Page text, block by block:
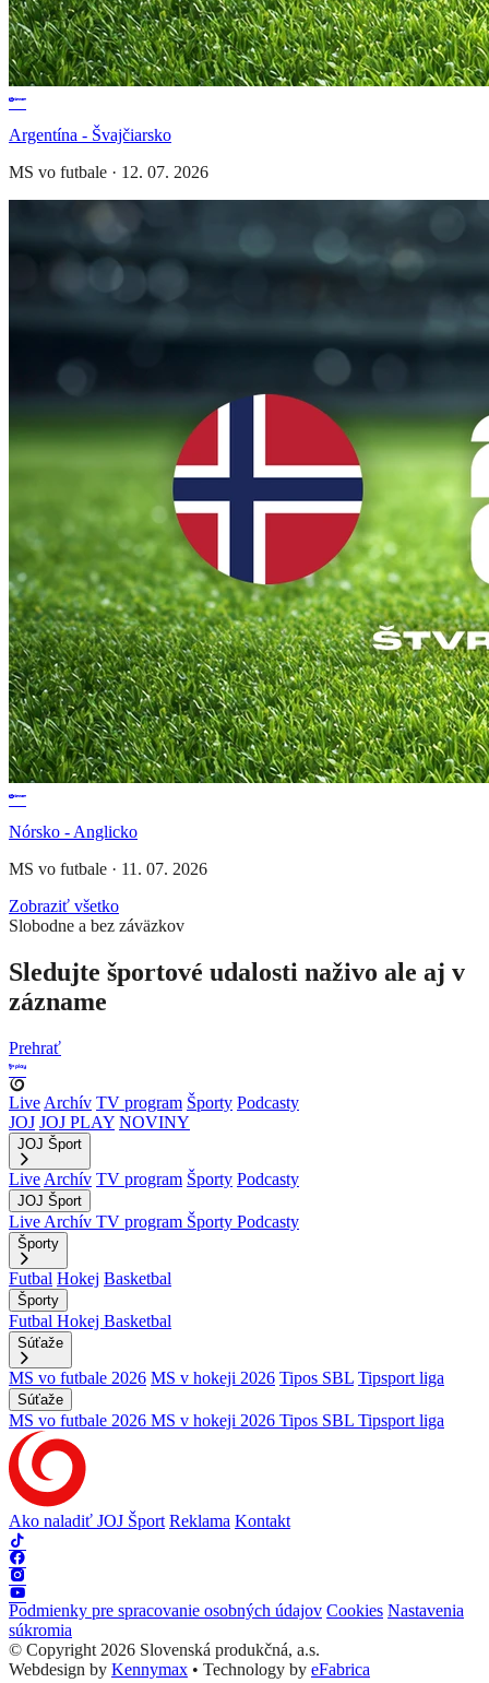
Argentína - Švajčiarsko
MS vo futbale · 12. 07. 2026
Nórsko - Anglicko
MS vo futbale · 11. 07. 2026
Zobraziť všetko
Slobodne a bez záväzkov
Sledujte športové udalosti naživo ale aj v
zázname
Prehrať
Live Archív TV program Športy Podcasty
JOJ JOJ PLAY NOVINY
JOJ Šport
Live Archív TV program Športy Podcasty
JOJ Šport
Live Archív TV program Športy Podcasty
Športy
Futbal Hokej Basketbal
Športy
Futbal Hokej Basketbal
Súťaže
MS vo futbale 2026 MS v hokeji 2026 Tipos SBL Tipsport liga
Súťaže
MS vo futbale 2026 MS v hokeji 2026 Tipos SBL Tipsport liga
Ako naladiť JOJ Šport Reklama Kontakt
Podmienky pre spracovanie osobných údajov Cookies Nastavenia
súkromia
© Copyright 2026 Slovenská produkčná, a.s.
Webdesign by Kennymax • Technology by eFabrica